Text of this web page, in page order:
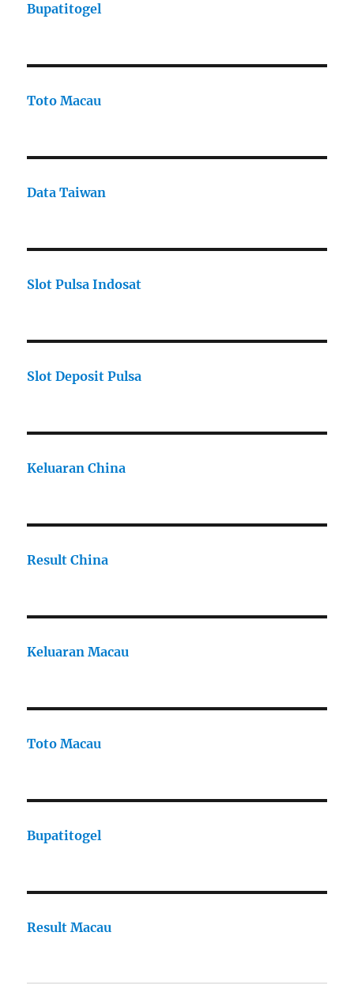
Bupatitogel
Toto Macau
Data Taiwan
Slot Pulsa Indosat
Slot Deposit Pulsa
Keluaran China
Result China
Keluaran Macau
Toto Macau
Bupatitogel
Result Macau